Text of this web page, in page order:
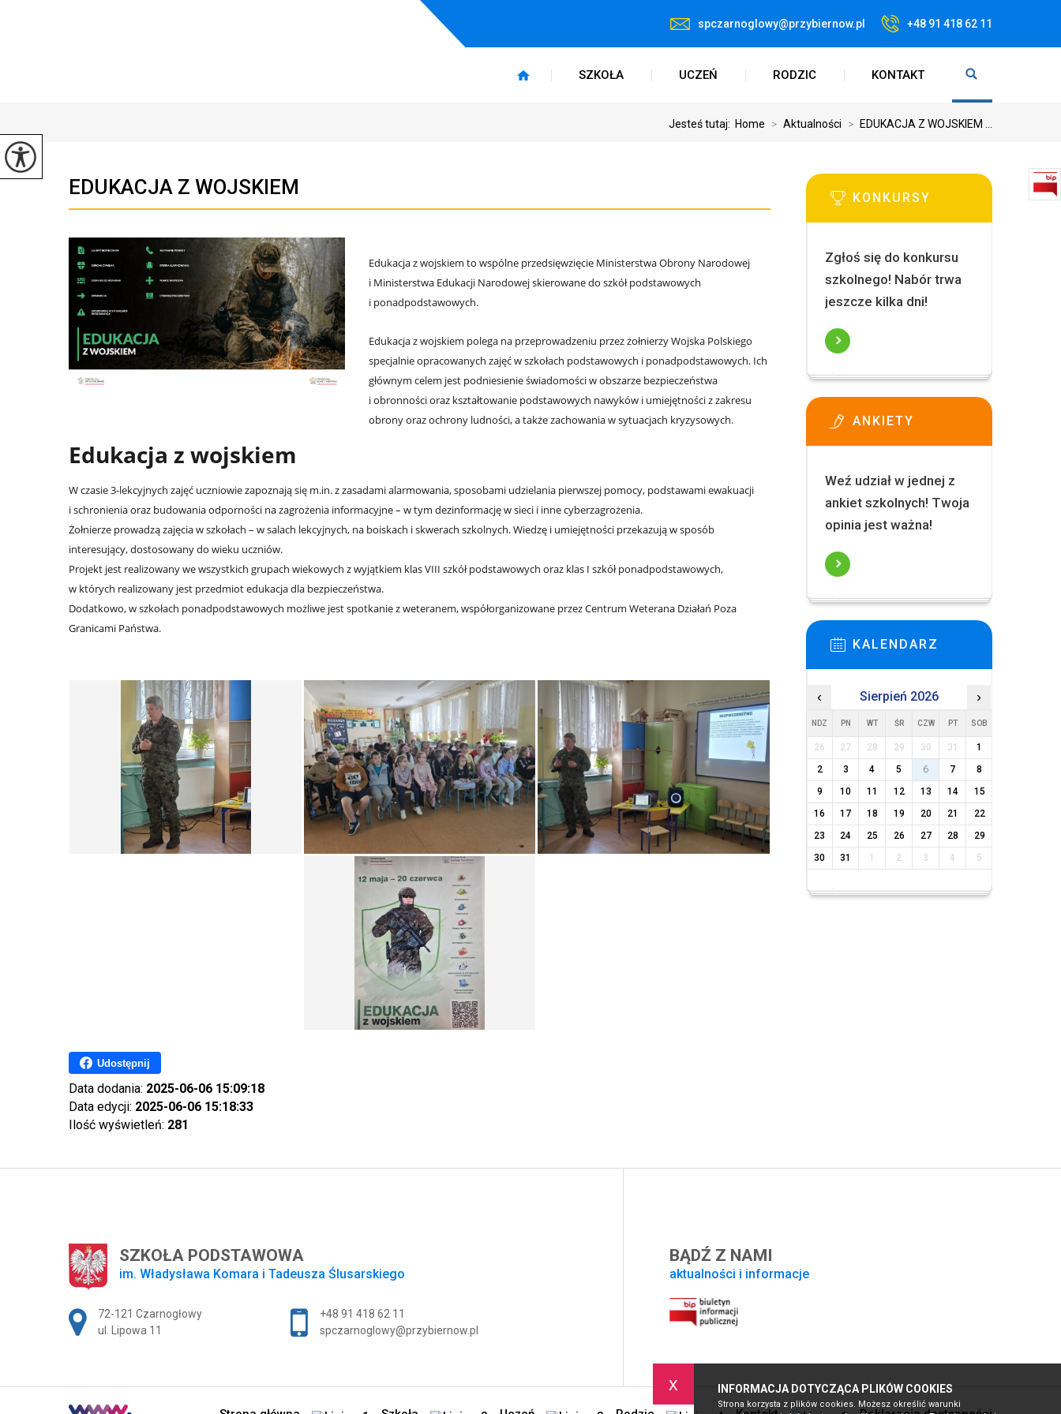
x INFORMACJA DOTYCZĄCA PLIKÓW COOKIES
Strona korzysta z plików cookies. Możesz określić warunki
spczarnoglowy@przybiernow.pl +48 91 418 62 11
SZKOŁA UCZEŃ RODZIC KONTAKT
Jesteś tutaj: Home > Aktualności > EDUKACJA Z WOJSKIEM ...
EDUKACJA Z WOJSKIEM
Edukacja z wojskiem
Edukacja z wojskiem to wspólne przedsięwzięcie Ministerstwa Obrony Narodowej
i Ministerstwa Edukacji Narodowej skierowane do szkół podstawowych
i ponadpodstawowych.
Edukacja z wojskiem polega na przeprowadzeniu przez żołnierzy Wojska Polskiego
specjalnie opracowanych zajęć w szkołach podstawowych i ponadpodstawowych. Ich
głównym celem jest podniesienie świadomości w obszarze bezpieczeństwa
i obronności oraz kształtowanie podstawowych nawyków i umiejętności z zakresu
obrony oraz ochrony ludności, a także zachowania w sytuacjach kryzysowych.
W czasie 3-lekcyjnych zajęć uczniowie zapoznają się m.in. z zasadami alarmowania, sposobami udzielania pierwszej pomocy, podstawami ewakuacji
i schronienia oraz budowania odporności na zagrożenia informacyjne – w tym dezinformację w sieci i inne cyberzagrożenia.
Żołnierze prowadzą zajęcia w szkołach – w salach lekcyjnych, na boiskach i skwerach szkolnych. Wiedzę i umiejętności przekazują w sposób
interesujący, dostosowany do wieku uczniów.
Projekt jest realizowany we wszystkich grupach wiekowych z wyjątkiem klas VIII szkół podstawowych oraz klas I szkół ponadpodstawowych,
w których realizowany jest przedmiot edukacja dla bezpieczeństwa.
Dodatkowo, w szkołach ponadpodstawowych możliwe jest spotkanie z weteranem, współorganizowane przez Centrum Weterana Działań Poza
Granicami Państwa.
Udostępnij
Data dodania: 2025-06-06 15:09:18
Data edycji: 2025-06-06 15:18:33
Ilość wyświetleń: 281
KONKURSY
Zgłoś się do konkursu
szkolnego! Nabór trwa
jeszcze kilka dni!
ANKIETY
Weź udział w jednej z
ankiet szkolnych! Twoja
opinia jest ważna!
KALENDARZ
‹ Sierpień 2026 ›
NDZ PN WT ŚR CZW PT SOB
26 27 28 29 30 31
1
2
3 4 5 6 7
8
9
10 11 12 13 14
15
16
17 18 19 20 21
22
23
24 25 26 27 28
29
30
31 1 2 3 4 5
SZKOŁA PODSTAWOWA
im. Władysława Komara i Tadeusza Ślusarskiego
Adres pocztowy:
72-121 Czarnogłowy
ul. Lipowa 11
+48 91 418 62 11
spczarnoglowy@przybiernow.pl
BĄDŹ Z NAMI
aktualności i informacje